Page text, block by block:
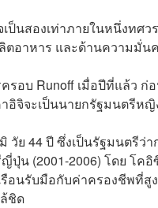
ป็นสองเท่าภายในหนึ่งทศ
ตอาหาร และด้านความมั่น
รอบ Runoff เมื่อปีที่แล้ว
อิจิจะเป็นนายกรัฐมนตรี
44 ปี ซึ่งเป็นรัฐมนตรีว่
น (2001-2006) โดย โค
อนรับมือกับค่าครองชีพที่
ชิด